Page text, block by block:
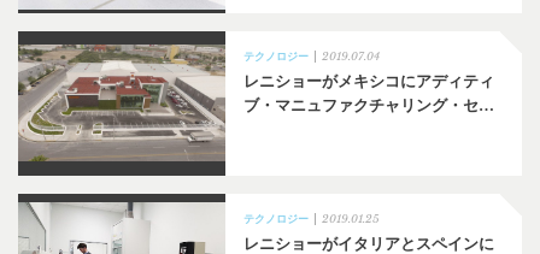
テクノロジー 2019.07.04
レニショーがメキシコにアディティ
ブ・マニュファクチャリング・セ…
テクノロジー 2019.01.25
レニショーがイタリアとスペインに